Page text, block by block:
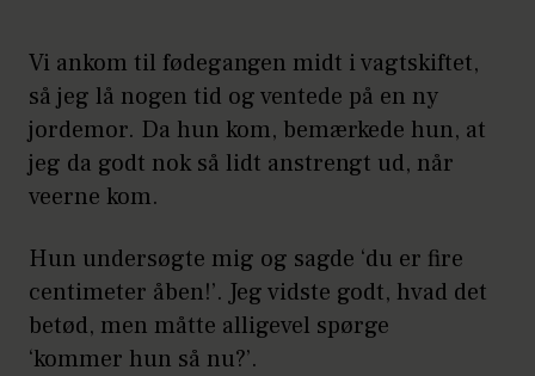
Vi ankom til fødegangen midt i vagtskiftet,
så jeg lå nogen tid og ventede på en ny
jordemor. Da hun kom, bemærkede hun, at
jeg da godt nok så lidt anstrengt ud, når
veerne kom.
Hun undersøgte mig og sagde ‘du er fire
centimeter åben!’. Jeg vidste godt, hvad det
betød, men måtte alligevel spørge
‘kommer hun så nu?’.